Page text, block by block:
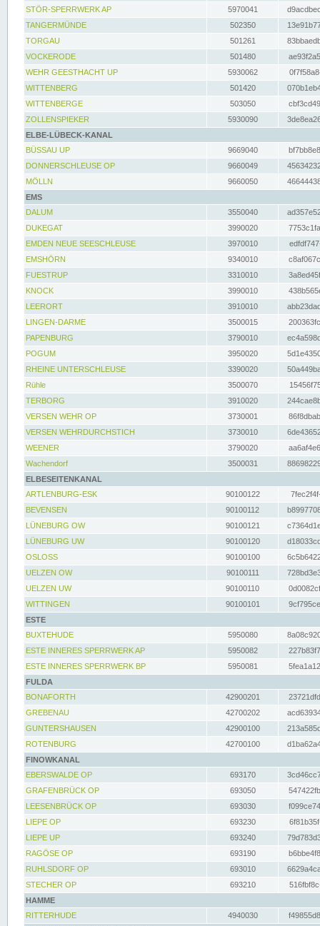
STÖR-SPERRWERK AP 5970041
TANGERMÜNDE
502350
TORGAU
501261
VOCKERODE
501480
WEHR GEESTHACHT UP
5930062
WITTENBERG
501420
WITTENBERGE
503050
ZOLLENSPIEKER
5930090
ELBE-LÜBECK-KANAL
BÜSSAU UP
9669040
DONNERSCHLEUSE OP
9660049
MÖLLN
9660050
EMS
DALUM
3550040
DUKEGAT
3990020
EMDEN NEUE SEESCHLEUSE
3970010
EMSHÖRN
9340010
FUESTRUP
3310010
KNOCK
3990010
LEERORT
3910010
LINGEN-DARME
3500015
PAPENBURG
3790010
POGUM
3950020
RHEINE UNTERSCHLEUSE
3390020
Rühle
3500070
TERBORG
3910020
VERSEN WEHR OP
3730001
VERSEN WEHRDURCHSTICH
3730010
WEENER
3790020
Wachendorf
3500031
ELBESEITENKANAL
ARTLENBURG-ESK
90100122
BEVENSEN
90100112
LÜNEBURG OW
90100121
LÜNEBURG UW
90100120
OSLOSS
90100100
UELZEN OW
90100111
UELZEN UW
90100110
WITTINGEN
90100101
ESTE
BUXTEHUDE
5950080
ESTE INNERES SPERRWERK AP
5950082
ESTE INNERES SPERRWERK BP
5950081
FULDA
BONAFORTH
42900201
GREBENAU
42700202
GUNTERSHAUSEN
42900100
ROTENBURG
42700100
FINOWKANAL
EBERSWALDE OP
693170
GRAFENBRÜCK OP
693050
LEESENBRÜCK OP
693030
LIEPE OP
693230
LIEPE UP
693240
RAGÖSE OP
693190
RUHLSDORF OP
693010
STECHER OP
693210
HAMME
RITTERHUDE
4940030